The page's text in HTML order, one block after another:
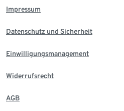
Impressum
Datenschutz und Sicherheit
Einwilligungsmanagement
Widerrufsrecht
AGB